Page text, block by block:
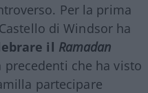
Per la prima
di Windsor ha
il Ramadan
precedenti che ha visto
partecipare